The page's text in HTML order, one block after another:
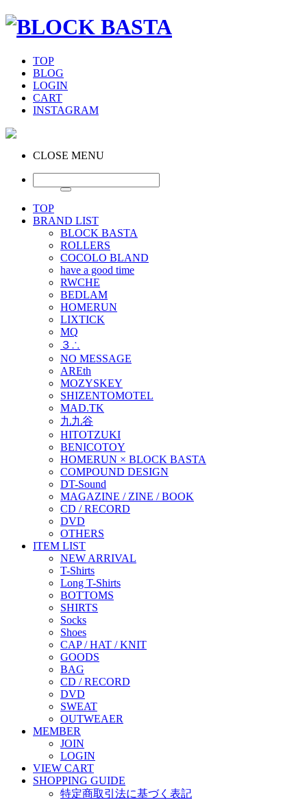
TOP
BLOG
LOGIN
CART
INSTAGRAM
CLOSE MENU
TOP
BRAND LIST
BLOCK BASTA
ROLLERS
COCOLO BLAND
have a good time
RWCHE
BEDLAM
HOMERUN
LIXTICK
MQ
３∴
NO MESSAGE
AREth
MOZYSKEY
SHIZENTOMOTEL
MAD.TK
九九谷
HITOTZUKI
BENICOTOY
HOMERUN × BLOCK BASTA
COMPOUND DESIGN
DT-Sound
MAGAZINE / ZINE / BOOK
CD / RECORD
DVD
OTHERS
ITEM LIST
NEW ARRIVAL
T-Shirts
Long T-Shirts
BOTTOMS
SHIRTS
Socks
Shoes
CAP / HAT / KNIT
GOODS
BAG
CD / RECORD
DVD
SWEAT
OUTWEAER
MEMBER
JOIN
LOGIN
VIEW CART
SHOPPING GUIDE
特定商取引法に基づく表記